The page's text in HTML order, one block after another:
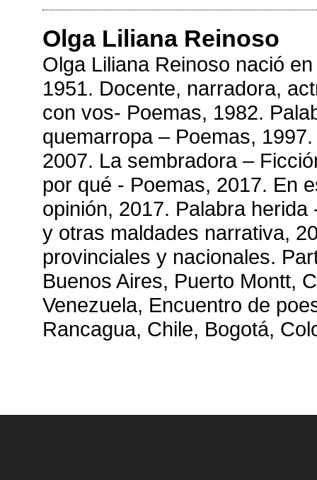
Olga Liliana Reinoso
Olga Liliana Reinoso nació
1951. Docente, narradora,
con vos- Poemas, 1982.
quemarropa – Poemas,
2007. La sembradora –
por qué - Poemas, 2017. En
opinión, 2017. Palabra
y otras maldades narrativa,
provinciales y nacionales.
Buenos Aires, Puerto Montt,
Venezuela, Encuentro de
Rancagua, Chile, Bogotá,